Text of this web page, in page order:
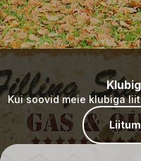
Kui soovid meie klubiga